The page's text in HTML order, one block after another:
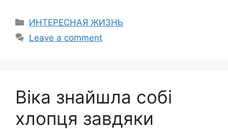
Categories
ИНТЕРЕСНАЯ ЖИЗНЬ
Leave a comment
Віка знайшла собі
хлопця завдяки